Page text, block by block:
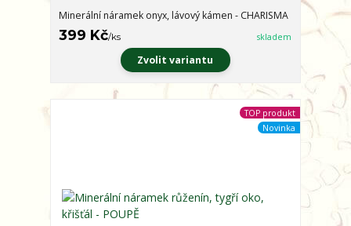
Minerální náramek onyx, lávový kámen - CHARISMA
399 Kč/ks skladem
Zvolit variantu
TOP produkt
Novinka